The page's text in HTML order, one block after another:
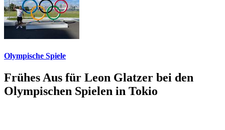
Olympische Spiele
Frühes Aus für Leon Glatzer bei den
Olympischen Spielen in Tokio